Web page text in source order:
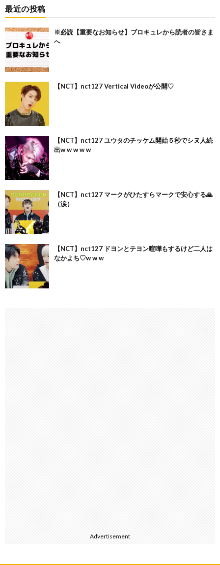
最近の投稿
※必読【重要なお知らせ】ブロキュレから読者の皆さま
へ
【NCT】nct127 Vertical Videoが公開♡
【NCT】nct127 ユウタのチッケム開始５秒でシヌ人続
出w w w w w
【NCT】nct127 マークがひたすらマークで安心する🙏
（涙）
【NCT】nct127 ドヨンとテヨン喧嘩もするけど二人は
なかよち♡w w w
Advertisement